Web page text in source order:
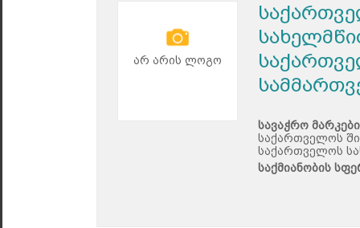
არ არის ლოგო
სავაჭრო
საქართველოს
საქართველოს
საქმიანობის